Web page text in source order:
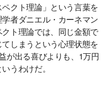
クト理論」という言葉を
者ダニエル・カーネマン
ト理論では、同じ金額で
しまうという心理状態を
が出る喜びよりも、1万円
うわけだ。